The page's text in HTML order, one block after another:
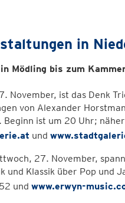
in
Mödling bis zum
November, ist das Denk
von Alexander
Beginn ist um 20 Uhr;
und
27. November,
und Klassik über Pop und
und www.erwyn-